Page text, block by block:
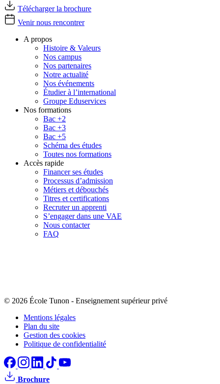
Télécharger la brochure
Venir nous rencontrer
A propos
Histoire & Valeurs
Nos campus
Nos partenaires
Notre actualité
Nos événements
Étudier à l’international
Groupe Eduservices
Nos formations
Bac +2
Bac +3
Bac +5
Schéma des études
Toutes nos formations
Accès rapide
Financer ses études
Processus d’admission
Métiers et débouchés
Titres et certifications
Recruter un apprenti
S’engager dans une VAE
Nous contacter
FAQ
© 2026 École Tunon - Enseignement supérieur privé
Mentions légales
Plan du site
Gestion des cookies
Politique de confidentialité
Brochure